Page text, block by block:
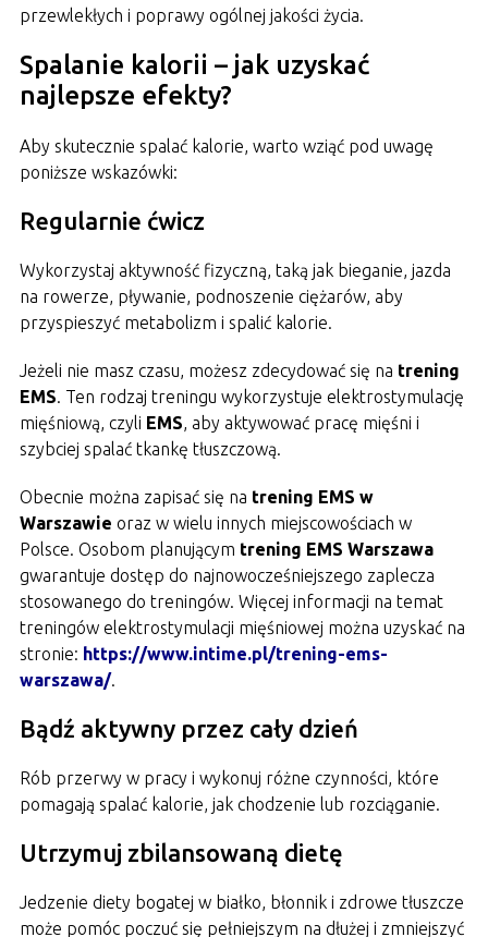
przewlekłych i poprawy ogólnej jakości życia.
Spalanie kalorii – jak uzyskać
najlepsze efekty?
Aby skutecznie spalać kalorie, warto wziąć pod uwagę
poniższe wskazówki:
Regularnie ćwicz
Wykorzystaj aktywność fizyczną, taką jak bieganie, jazda
na rowerze, pływanie, podnoszenie ciężarów, aby
przyspieszyć metabolizm i spalić kalorie.
Jeżeli nie masz czasu, możesz zdecydować się na trening
EMS . Ten rodzaj treningu wykorzystuje elektrostymulację
mięśniową, czyli EMS , aby aktywować pracę mięśni i
szybciej spalać tkankę tłuszczową.
Obecnie można zapisać się na trening EMS w
Warszawie oraz w wielu innych miejscowościach w
Polsce. Osobom planującym trening EMS Warszawa
gwarantuje dostęp do najnowocześniejszego zaplecza
stosowanego do treningów. Więcej informacji na temat
treningów elektrostymulacji mięśniowej można uzyskać na
stronie: https://www.intime.pl/trening-ems-
warszawa/.
Bądź aktywny przez cały dzień
Rób przerwy w pracy i wykonuj różne czynności, które
pomagają spalać kalorie, jak chodzenie lub rozciąganie.
Utrzymuj zbilansowaną dietę
Jedzenie diety bogatej w białko, błonnik i zdrowe tłuszcze
może pomóc poczuć się pełniejszym na dłużej i zmniejszyć